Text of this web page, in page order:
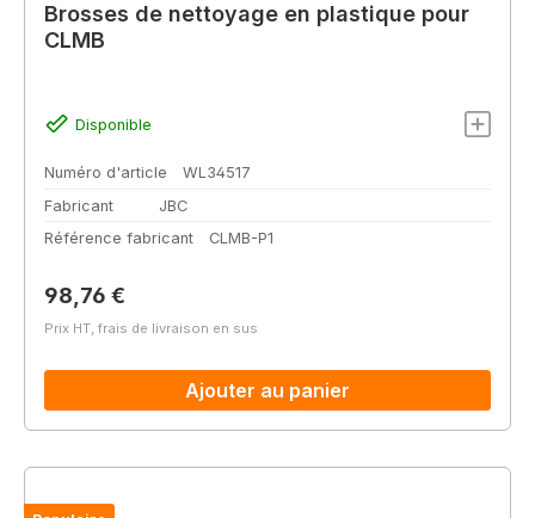
Brosses de nettoyage en plastique pour
CLMB
Disponible
Numéro d'article
WL34517
Fabricant
JBC
Référence fabricant
CLMB-P1
Prix régulier :
98,76 €
Prix HT, frais de livraison en sus
Ajouter au panier